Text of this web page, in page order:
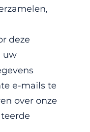
deze
uw
e-mails te
over onze